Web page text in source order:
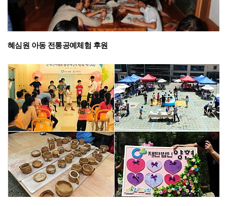
혜심원 아동 전통공예체험 후원